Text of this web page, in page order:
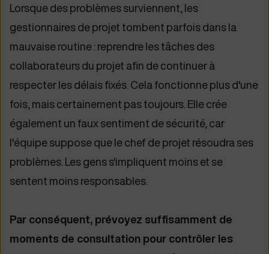
Lorsque des problèmes surviennent, les
gestionnaires de projet tombent parfois dans la
mauvaise routine : reprendre les tâches des
collaborateurs du projet afin de continuer à
respecter les délais fixés. Cela fonctionne plus d'une
fois, mais certainement pas toujours. Elle crée
également un faux sentiment de sécurité, car
l'équipe suppose que le chef de projet résoudra ses
problèmes. Les gens s'impliquent moins et se
sentent moins responsables.
Par conséquent, prévoyez suffisamment de
moments de consultation pour contrôler les